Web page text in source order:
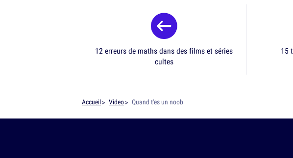
12 erreurs de maths dans des films et séries
cultes
15
Accueil Video Quand t'es un noob